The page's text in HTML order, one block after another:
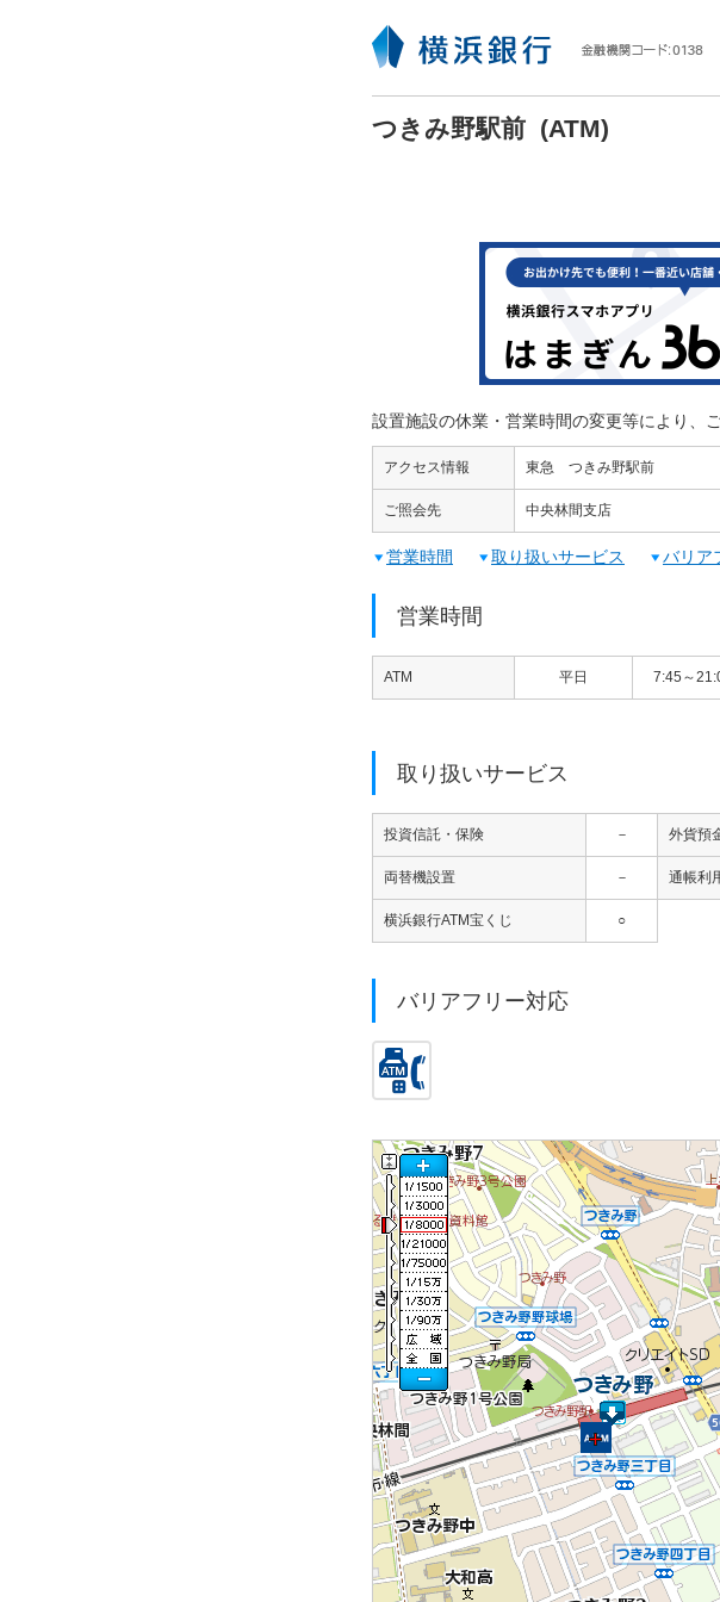
つきみ野駅前 (ATM)
設置施設の休業・営業時間の変更等により、
アクセス情報 東急 つきみ野駅前
ご照会先 中央林間支店
営業時間 取り扱いサービス バリア
営業時間
ATM 平日 7:45～
取り扱いサービス
投資信託・保険 － 外貨預
両替機設置 － 通帳利
横浜銀行ATM宝くじ ○
バリアフリー対応